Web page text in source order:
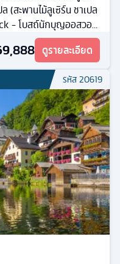
(สะพานไม้ลูเซิร์น ชาเปล
- โบสถ์นักบุญออสวอ
ดูรายละเอียด
รหัส20619